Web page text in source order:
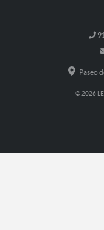
Paseo
© 2026